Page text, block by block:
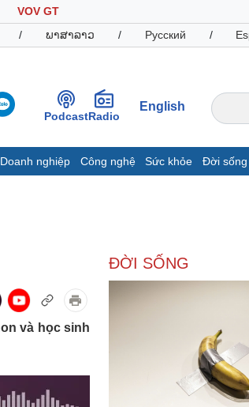
VOV GT
/ ພາສາລາວ / Русский /
PodcastRadio
English
Doanh nghiệp Công nghệ Sức khỏe Đời sống
Giá cà
Doanh nghiệp
Doanh nhân
Sành
Tin
Trải
và học sinh
ĐỜI SỐNG